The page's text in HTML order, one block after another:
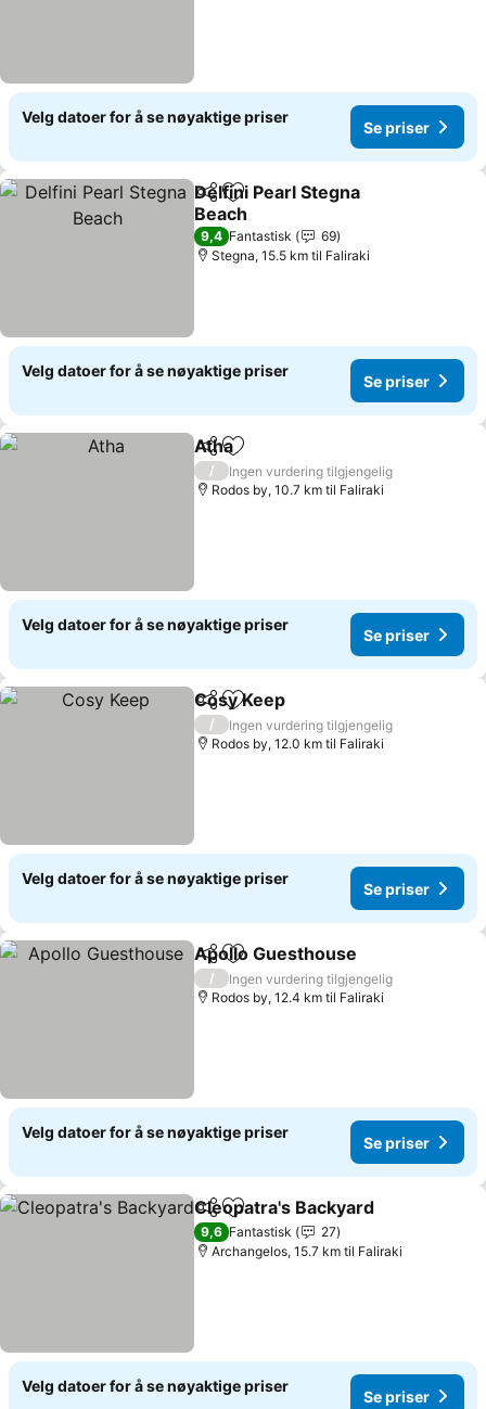
Velg datoer for å se nøyaktige priser
Se priser
Del Legg til i favoritter
Delfini Pearl Stegna
Beach
Se priser
9,4 Fantastisk
69
Stegna, 15.5 km til Faliraki
Velg datoer for å se nøyaktige priser
Se priser
Del Legg til i favoritter
Atha
/
Ingen vurdering tilgjengelig
Rodos by, 10.7 km til Faliraki
Velg datoer for å se nøyaktige priser
Se priser
Del Legg til i favoritter
Cosy Keep
/
Ingen vurdering tilgjengelig
Rodos by, 12.0 km til Faliraki
Velg datoer for å se nøyaktige priser
Se priser
Del Legg til i favoritter
Apollo Guesthouse
/
Ingen vurdering tilgjengelig
Rodos by, 12.4 km til Faliraki
Velg datoer for å se nøyaktige priser
Se priser
Del Legg til i favoritter
Cleopatra's Backyard
9,6 Fantastisk
27
Archangelos, 15.7 km til Faliraki
Velg datoer for å se nøyaktige priser
Se priser